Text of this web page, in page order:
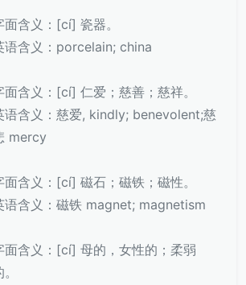
面含义：[cí] 瓷器。
语含义：porcelain; china
面含义：[cí] 仁爱；慈善；慈祥。
语含义：慈爱, kindly; benevolent;慈
mercy
面含义：[cí] 磁石；磁铁；磁性。
语含义：磁铁 magnet; magnetism
面含义：[cí] 母的，女性的；柔弱